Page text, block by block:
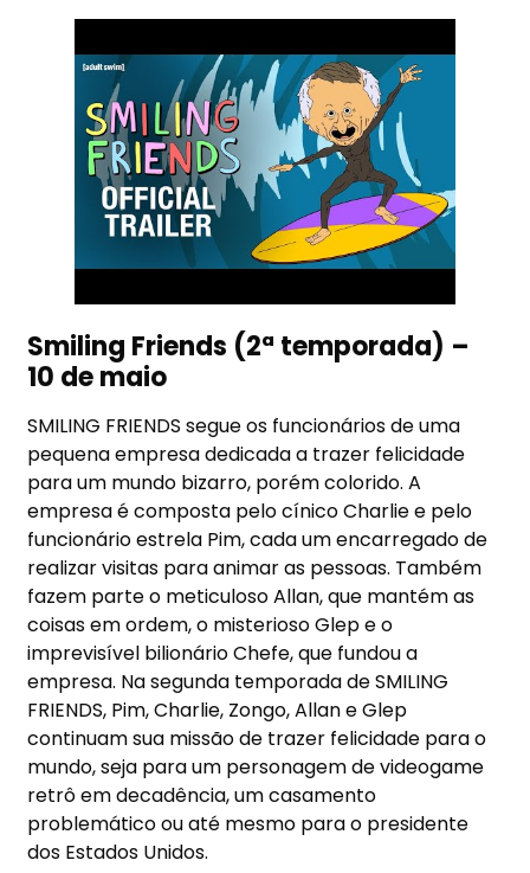
Smiling Friends (2ª temporada) –
10 de maio
SMILING FRIENDS segue os funcionários de uma
pequena empresa dedicada a trazer felicidade
para um mundo bizarro, porém colorido. A
empresa é composta pelo cínico Charlie e pelo
funcionário estrela Pim, cada um encarregado de
realizar visitas para animar as pessoas. Também
fazem parte o meticuloso Allan, que mantém as
coisas em ordem, o misterioso Glep e o
imprevisível bilionário Chefe, que fundou a
empresa. Na segunda temporada de SMILING
FRIENDS, Pim, Charlie, Zongo, Allan e Glep
continuam sua missão de trazer felicidade para o
mundo, seja para um personagem de videogame
retrô em decadência, um casamento
problemático ou até mesmo para o presidente
dos Estados Unidos.